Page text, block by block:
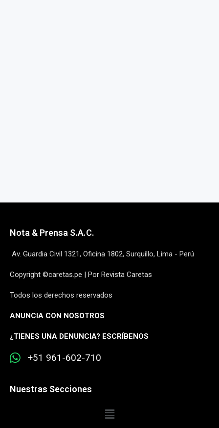
Nota & Prensa S.A.C.
Av. Guardia Civil 1321, Oficina 1802, Surquillo, Lima - Perú
Copyright ©caretas.pe | Por Revista Caretas
Todos los derechos reservados
ANUNCIA CON NOSOTROS
¿TIENES UNA DENUNCIA? ESCRÍBENOS
+51 961-602-710
Nuestras Secciones